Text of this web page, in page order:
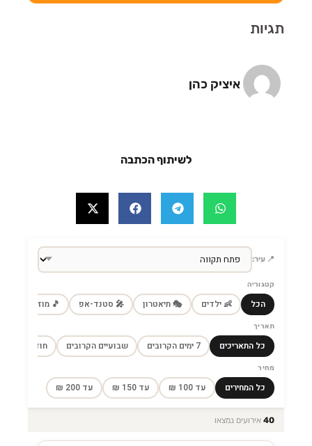
תגיות
איציק כהן
לשיתוף הכתבה
📍 עיר:
קטגוריה
הכל 👶 ילדים 🎭 תיאטרון 🎤 סטנד-אפ 🎵 מוזיקה
תאריך
כל התאריכים 7 ימים הקרובים שבועיים הקרובים חודש הקרוב
מחיר
כל המחירים עד 100 ₪ עד 150 ₪ עד 200 ₪
40 אירועים נמצאו